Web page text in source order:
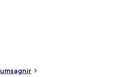
af 6 veitingastöðum sem hægt er
í hávegum höfð og er
orlofsstað fyrir vandláta eru 2 barir
strandbar. Meðal þess sem
eru sérstaklega ánægðir með
umsagnir